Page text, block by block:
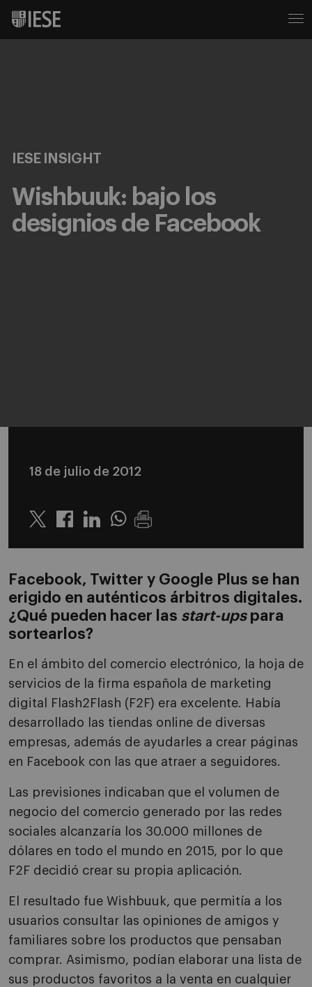
IESE INSIGHT
Wishbuuk: bajo los
designios de Facebook
18 de julio de 2012
Twitter LinkedinWhatsapp
Facebook, Twitter y Google Plus se han
erigido en auténticos árbitros digitales.
¿Qué pueden hacer las start-ups para
sortearlos?
En el ámbito del comercio electrónico, la hoja de
servicios de la firma española de marketing
digital Flash2Flash (F2F) era excelente. Había
desarrollado las tiendas online de diversas
empresas, además de ayudarles a crear páginas
en Facebook con las que atraer a seguidores.
Las previsiones indicaban que el volumen de
negocio del comercio generado por las redes
sociales alcanzaría los 30.000 millones de
dólares en todo el mundo en 2015, por lo que
F2F decidió crear su propia aplicación.
El resultado fue Wishbuuk, que permitía a los
usuarios consultar las opiniones de amigos y
familiares sobre los productos que pensaban
comprar. Asimismo, podían elaborar una lista de
sus productos favoritos a la venta en cualquier